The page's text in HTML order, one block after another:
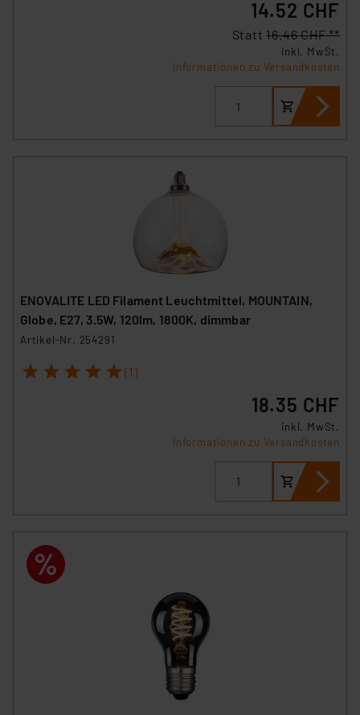
„Einige Drittanbieter verarbeiten personenbezogene
Daten in den USA. Ihre Einwilligung zur Einbindung von
die Verarbeitung Ihrer Daten in den USA gemäß Art. 49
(1) lit. a DSGVO. Nähere Infos zu diesen Drittanbietern
Angemessenheitsbeschluss der EU. Dies bedeutet,
dass die USA als Land mit unzureichendem
personenbezogene Daten in
Überwachungsprogrammen verarbeiten, ohne dass
hiergegen Klagemöglichkeiten für Europäer bestehen.
Unsere Kooperation mit diesen Dienstleistern stützt
Beurteilung der mit der Datenübermittlung,
Datenschutzerklärung
14.52 CHF
Statt16.46 CHF **
inkl. MwSt.
Informationen zu Versandkosten
ENOVALITE LED Filament Leuchtmittel, MOUNTAIN,
Globe, E27, 3.5W, 120lm, 1800K, dimmbar
Artikel-Nr. 254291
1 2 3 4 5 (1)
18.35 CHF
inkl. MwSt.
Informationen zu Versandkosten